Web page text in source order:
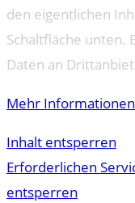
den eigentlichen
Schaltfläche unten.
Daten an
Mehr Informationen
Inhalt entsperren
Erforderlichen
entsperren